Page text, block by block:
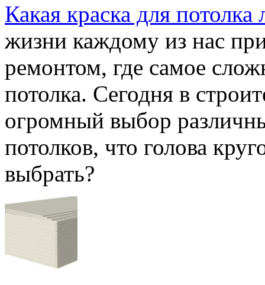
Какая краска для
жизни каждому из нас
ремонтом, где самое
потолка. Сегодня в
огромный выбор
потолков, что голова
выбрать?